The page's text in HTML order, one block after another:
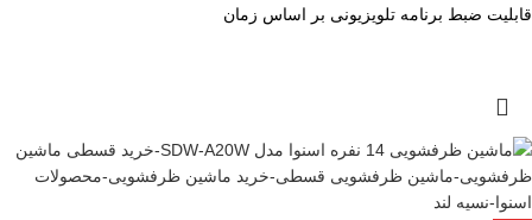
قابلیت ضبط برنامه تلویزیونی بر اساس زمان